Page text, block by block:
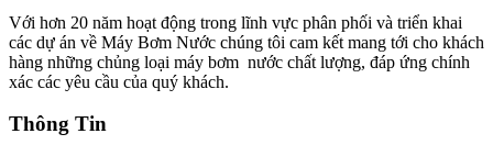
Với hơn 20 năm hoạt động trong lĩnh vực phân phối và triển khai
các dự án về Máy Bơm Nước chúng tôi cam kết mang tới cho khách
hàng những chủng loại máy bơm nước chất lượng, đáp ứng chính
xác các yêu cầu của quý khách.
Thông Tin